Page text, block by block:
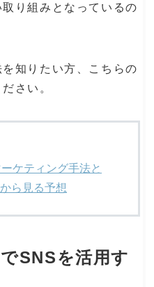
り組みとなっているの
知りたい方、こちらの
さい。
ケティング手法と
ら見る予想
SNSを活用す